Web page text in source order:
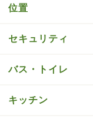
位置
セキュリティ
バス・トイレ
キッチン